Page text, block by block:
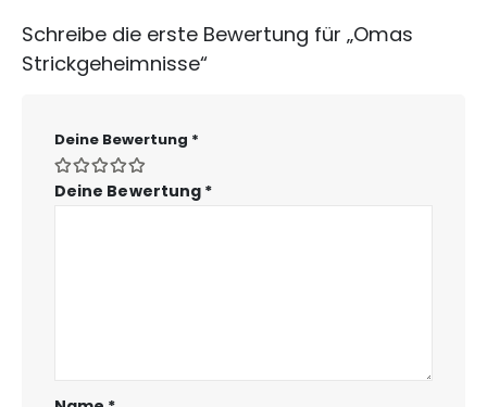
Schreibe die erste Bewertung für „Omas
Strickgeheimnisse“
Deine Bewertung *
Deine Bewertung *